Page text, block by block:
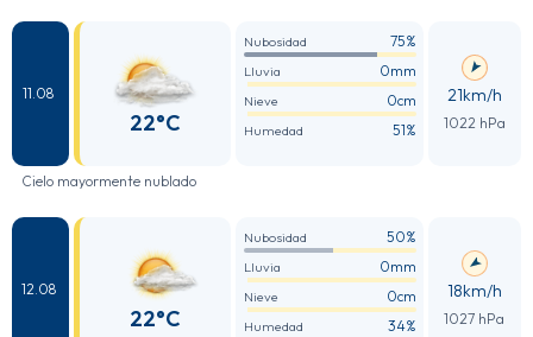
11.08
22°C
Nubosidad 75%
Lluvia 0mm
Nieve 0cm
Humedad 51%
21km/h
1022 hPa
Cielo mayormente nublado
12.08
22°C
Nubosidad 50%
Lluvia 0mm
Nieve 0cm
Humedad 34%
18km/h
1027 hPa